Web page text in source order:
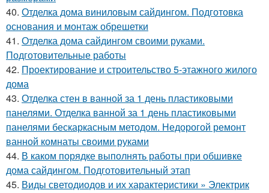
40. Отделка дома виниловым сайдингом. Подготовка
основания и монтаж обрешетки
41. Отделка дома сайдингом своими руками.
Подготовительные работы
42. Проектирование и строительство 5-этажного жилого
дома
43. Отделка стен в ванной за 1 день пластиковыми
панелями. Отделка ванной за 1 день пластиковыми
панелями бескаркасным методом. Недорогой ремонт
ванной комнаты своими руками
44. В каком порядке выполнять работы при обшивке
дома сайдингом. Подготовительный этап
45. Виды светодиодов и их характеристики » Электрик